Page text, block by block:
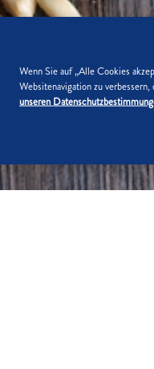
Wenn Sie auf „Alle Cookies
Websitenavigation zu
unseren